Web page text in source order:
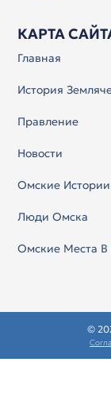
КАРТА
Главная
История
Правление
Новости
Омские Истории
Люди Омска
Омские Места В
©